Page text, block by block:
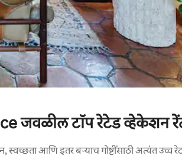
जवळील टॉप रेटेड व्हेकेशन
आणि इतर बऱ्याच गोष्टींसाठी अत्यंत